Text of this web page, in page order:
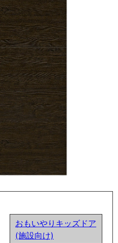
おもいやりキッズドア
(施設向け)